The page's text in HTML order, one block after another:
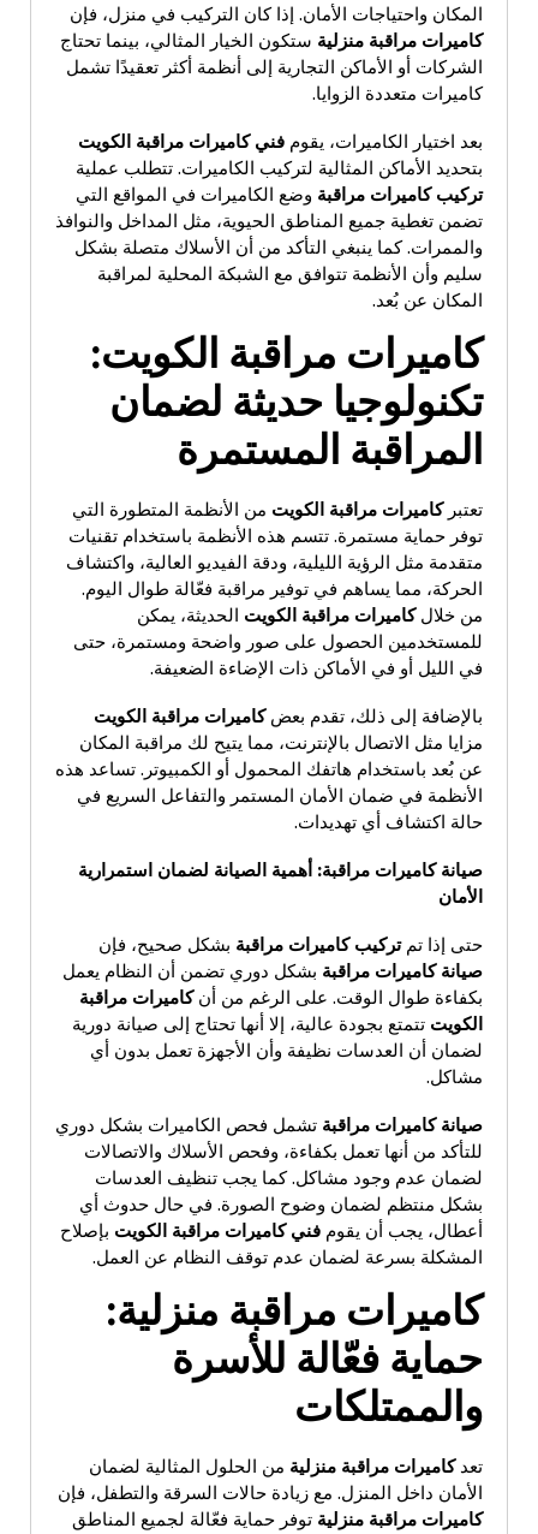
المكان واحتياجات الأمان. إذا كان التركيب في منزل، فإن
كاميرات مراقبة منزلية ستكون الخيار المثالي، بينما تحتاج
الشركات أو الأماكن التجارية إلى أنظمة أكثر تعقيدًا تشمل
كاميرات متعددة الزوايا.
بعد اختيار الكاميرات، يقوم فني كاميرات مراقبة الكويت
بتحديد الأماكن المثالية لتركيب الكاميرات. تتطلب عملية
تركيب كاميرات مراقبة وضع الكاميرات في المواقع التي
تضمن تغطية جميع المناطق الحيوية، مثل المداخل والنوافذ
والممرات. كما ينبغي التأكد من أن الأسلاك متصلة بشكل
سليم وأن الأنظمة تتوافق مع الشبكة المحلية لمراقبة
المكان عن بُعد.
كاميرات مراقبة الكويت:
تكنولوجيا حديثة لضمان
المراقبة المستمرة
تعتبركاميرات مراقبة الكويت من الأنظمة المتطورة التي
توفر حماية مستمرة. تتسم هذه الأنظمة باستخدام تقنيات
متقدمة مثل الرؤية الليلية، ودقة الفيديو العالية، واكتشاف
الحركة، مما يساهم في توفير مراقبة فعّالة طوال اليوم.
من خلالكاميرات مراقبة الكويت الحديثة، يمكن
للمستخدمين الحصول على صور واضحة ومستمرة، حتى
في الليل أو في الأماكن ذات الإضاءة الضعيفة.
بالإضافة إلى ذلك، تقدم بعضكاميرات مراقبة الكويت
مزايا مثل الاتصال بالإنترنت، مما يتيح لك مراقبة المكان
عن بُعد باستخدام هاتفك المحمول أو الكمبيوتر. تساعد هذه
الأنظمة في ضمان الأمان المستمر والتفاعل السريع في
حالة اكتشاف أي تهديدات.
صيانة كاميرات مراقبة: أهمية الصيانة لضمان استمرارية
الأمان
حتى إذا تمتركيب كاميرات مراقبة بشكل صحيح، فإن
صيانة كاميرات مراقبة بشكل دوري تضمن أن النظام يعمل
بكفاءة طوال الوقت. على الرغم من أنكاميرات مراقبة
الكويت تتمتع بجودة عالية، إلا أنها تحتاج إلى صيانة دورية
لضمان أن العدسات نظيفة وأن الأجهزة تعمل بدون أي
مشاكل.
صيانة كاميرات مراقبة تشمل فحص الكاميرات بشكل دوري
للتأكد من أنها تعمل بكفاءة، وفحص الأسلاك والاتصالات
لضمان عدم وجود مشاكل. كما يجب تنظيف العدسات
بشكل منتظم لضمان وضوح الصورة. في حال حدوث أي
أعطال، يجب أن يقوم فني كاميرات مراقبة الكويت بإصلاح
المشكلة بسرعة لضمان عدم توقف النظام عن العمل.
كاميرات مراقبة منزلية:
حماية فعّالة للأسرة
والممتلكات
تعدكاميرات مراقبة منزلية من الحلول المثالية لضمان
الأمان داخل المنزل. مع زيادة حالات السرقة والتطفل، فإن
كاميرات مراقبة منزلية توفر حماية فعّالة لجميع المناطق